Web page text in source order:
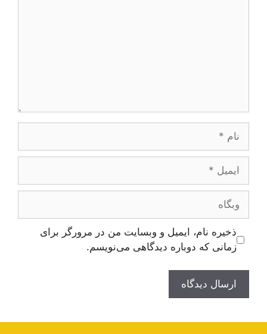
ایمیل
وبگاه
ذخیره نام، ایمیل و وبسایت من در مرورگر برای
زمانی که دوباره دیدگاهی می‌نویسم.